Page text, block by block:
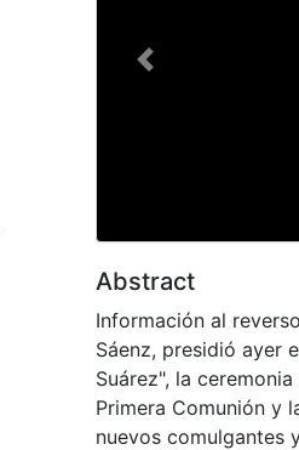
Previous
Abstract
Información al
Sáenz, presidió ayer
Suárez", la
Primera Comunión y
nuevos comulgantes